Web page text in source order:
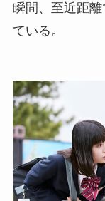
瞬間、至近距
ている。